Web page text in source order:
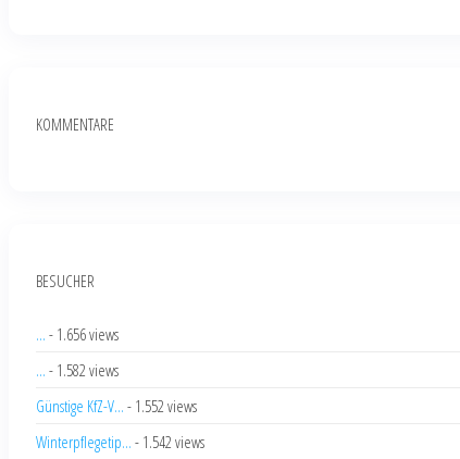
KOMMENTARE
BESUCHER
... - 1.656 views
... - 1.582 views
Günstige KfZ-V... - 1.552 views
Winterpflegetip... - 1.542 views